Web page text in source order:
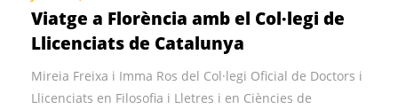
Viatge a Florència amb el Col·legi de
Llicenciats de Catalunya
Mireia Freixa i Imma Ros del Col·legi Oficial de Doctors i
Llicenciats en Filosofia i Lletres i en Ciències de